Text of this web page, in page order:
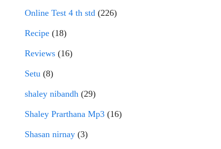
Online Test 4 th std (226)
Recipe (18)
Reviews (16)
Setu (8)
shaley nibandh (29)
Shaley Prarthana Mp3 (16)
Shasan nirnay (3)